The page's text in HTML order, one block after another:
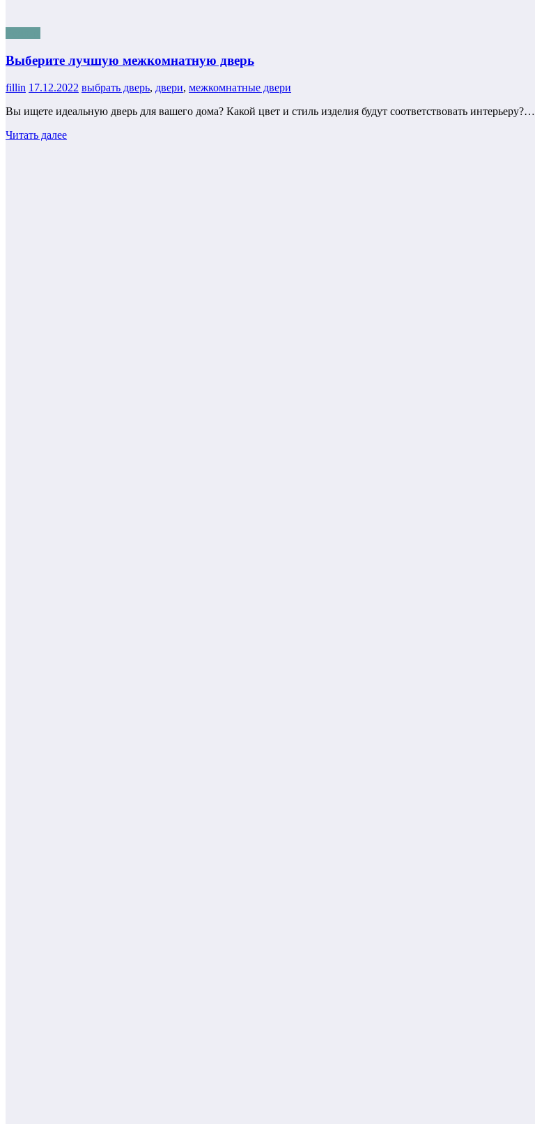
Выберите лучшую межкомнатную дверь
fillin 17.12.2022 выбрать дверь, двери, межкомнатные двери
Вы ищете идеальную дверь для вашего дома? Какой цвет и стиль изделия будут соответствовать интерьеру?…
Читать далее